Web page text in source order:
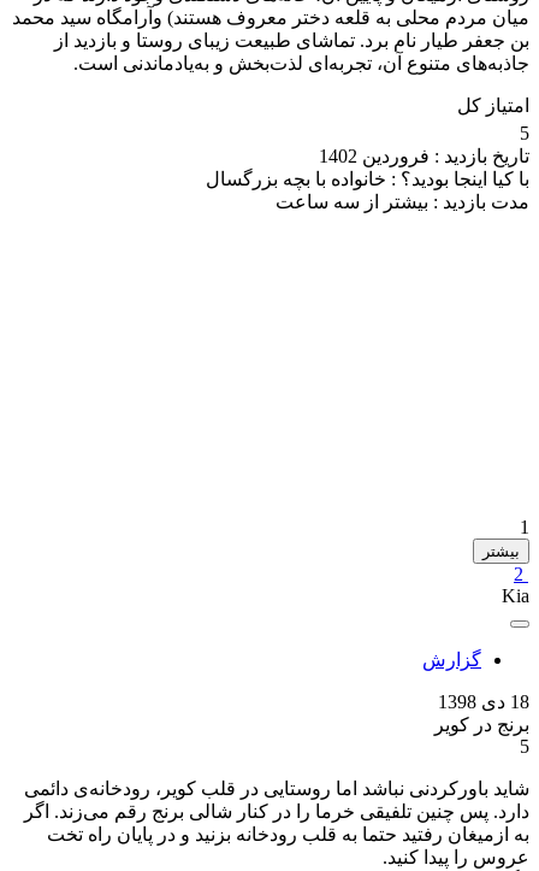
میان مردم محلی به قلعه دختر معروف هستند) وآرامگاه سید محمد
بن جعفر طیار نام برد. تماشای طبیعت زیبای روستا و بازدید از
جاذبه‌های متنوع آن، تجربه‌ای لذت‌بخش و به‌یادماندنی است.
امتیاز کل
5
تاریخ بازدید : فروردین 1402
با کیا اینجا بودید؟ : خانواده با بچه بزرگسال
مدت بازدید : بیشتر از سه ساعت
1
بیشتر
2
Kia
گزارش
18 دی 1398
برنج در کویر
5
شاید باورکردنی نباشد اما روستایی در قلب کویر، رودخانه‌ی دائمی
دارد. پس چنین تلفیقی خرما را در کنار شالی برنج رقم می‌زند. اگر
به ازمیغان رفتید حتما به قلب رودخانه بزنید و در پایان راه تخت
عروس را پیدا کنید.